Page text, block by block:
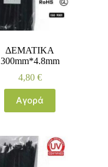
ΔΕΜΑΤΙΚΑ
300mm*4.8mm
4,80 €
Αγορά